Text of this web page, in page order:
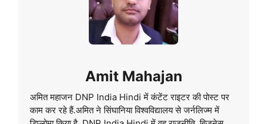
Amit Mahajan
अमित महाजन DNP India Hindi में कंटेंट राइटर की पोस्ट पर
काम कर रहे हैं.अमित ने सिंघानिया विश्वविद्यालय से जर्नलिज्म में